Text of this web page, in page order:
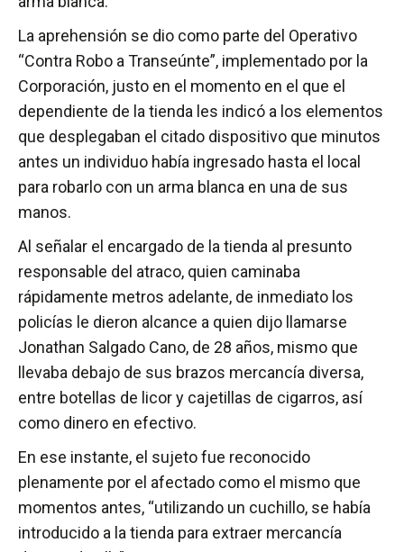
La aprehensión se dio como parte del Operativo
“Contra Robo a Transeúnte”, implementado por la
Corporación, justo en el momento en el que el
dependiente de la tienda les indicó a los elementos
que desplegaban el citado dispositivo que minutos
antes un individuo había ingresado hasta el local
para robarlo con un arma blanca en una de sus
manos.
Al señalar el encargado de la tienda al presunto
responsable del atraco, quien caminaba
rápidamente metros adelante, de inmediato los
policías le dieron alcance a quien dijo llamarse
Jonathan Salgado Cano, de 28 años, mismo que
llevaba debajo de sus brazos mercancía diversa,
entre botellas de licor y cajetillas de cigarros, así
como dinero en efectivo.
En ese instante, el sujeto fue reconocido
plenamente por el afectado como el mismo que
momentos antes, “utilizando un cuchillo, se había
introducido a la tienda para extraer mercancía